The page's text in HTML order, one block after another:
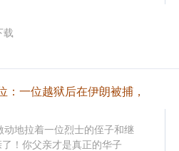
载
一位越狱后在伊朗被捕，
地拉着一位烈士的侄子和继
！你父亲才是真正的华子